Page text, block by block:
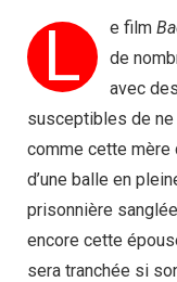
L e film
de
avec
susceptibles de
comme cette mère
d’une balle en
prisonnière
encore cette
sera tranchée si